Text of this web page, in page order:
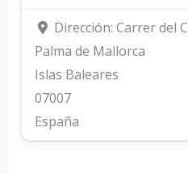
Dirección: Carrer del
Palma de Mallorca
Islas Baleares
07007
España